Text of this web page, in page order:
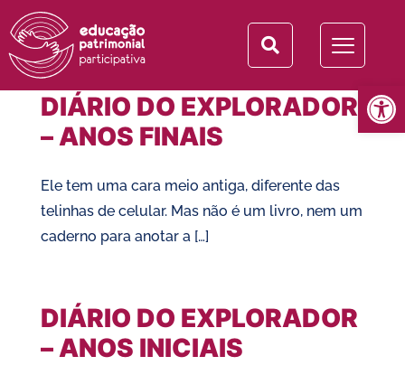
Abrir
Categoria: Todos
DIÁRIO DO EXPLORADOR
– ANOS FINAIS
Ele tem uma cara meio antiga, diferente das
telinhas de celular. Mas não é um livro, nem um
caderno para anotar a […]
DIÁRIO DO EXPLORADOR
– ANOS INICIAIS